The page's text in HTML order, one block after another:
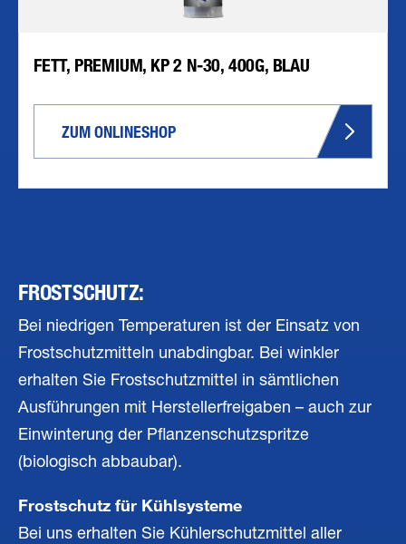
FETT, PREMIUM, KP 2 N-30, 400G, BLAU
ZUM ONLINESHOP
FROSTSCHUTZ:
Bei niedrigen Temperaturen ist der Einsatz von
Frostschutzmitteln unabdingbar. Bei winkler
erhalten Sie Frostschutzmittel in sämtlichen
Ausführungen mit Herstellerfreigaben – auch zur
Einwinterung der Pflanzenschutzspritze
(biologisch abbaubar).
Frostschutz für Kühlsysteme
Bei uns erhalten Sie Kühlerschutzmittel aller